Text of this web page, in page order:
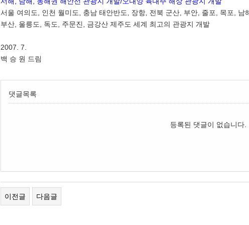
서울 여의도, 인천 월미도, 충남 태안반도, 장항, 전북 군산, 부안, 줄포, 목포, 남
부산, 울릉도, 독도, 주문진, 금강산 제주도 세계 최고의 관광지 개발
2007. 7.
백 승 원 드림
댓글목록
등록된 댓글이 없습니다.
이전글 다음글